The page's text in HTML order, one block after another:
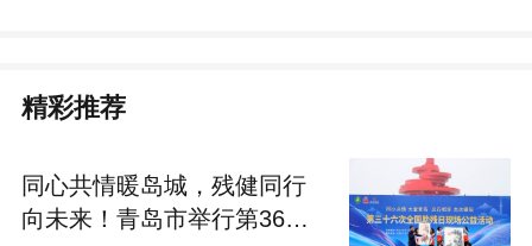
精彩推荐
同心共情暖岛城，残健同行
向未来！青岛市举行第36次